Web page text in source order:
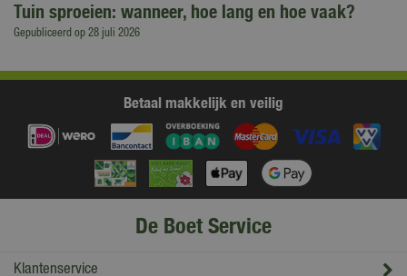
Tuin sproeien: wanneer, hoe lang en hoe vaak?
Gepubliceerd op 28 juli 2026
Betaal makkelijk en veilig
De Boet Service
Klantenservice